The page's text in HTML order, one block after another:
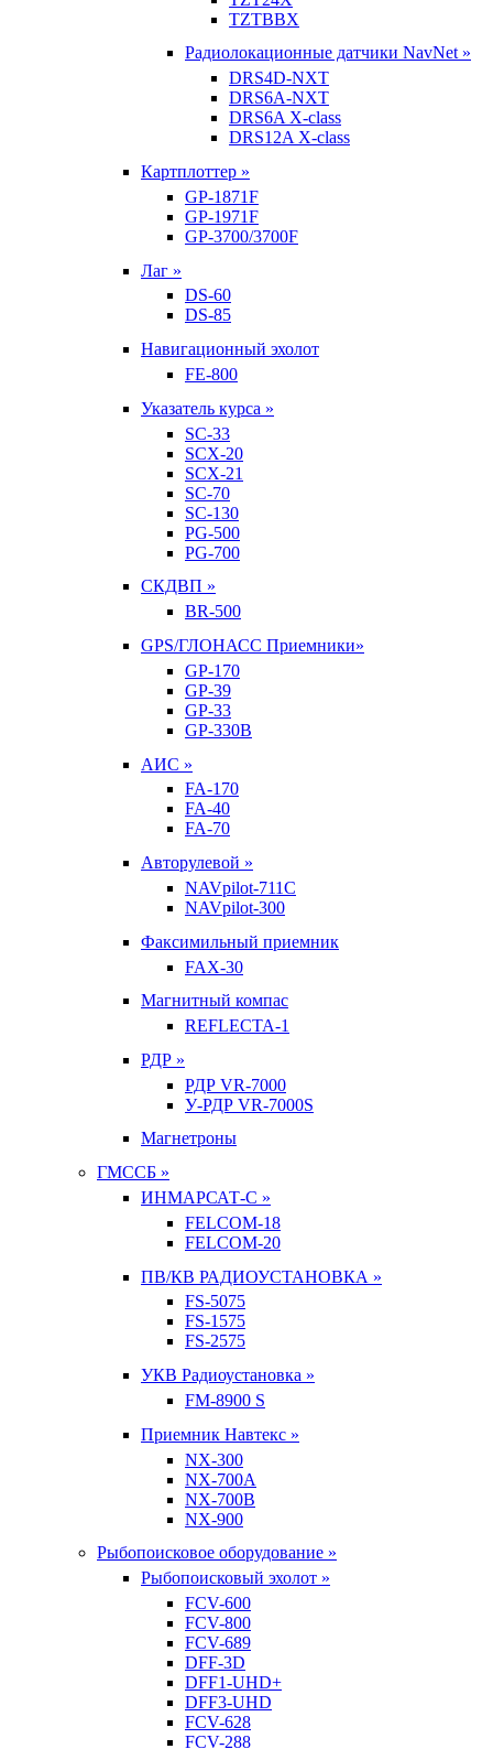
TZTBBX
Радиолокационные датчики NavNet »
DRS4D-NXT
DRS6A-NXT
DRS6A X-class
DRS12A X-class
Картплоттер »
GP-1871F
GP-1971F
GP-3700/3700F
Лаг »
DS-60
DS-85
Навигационный эхолот
FE-800
Указатель курса »
SC-33
SCX-20
SCX-21
SC-70
SC-130
PG-500
PG-700
СКДВП »
BR-500
GPS/ГЛОНАСС Приемники»
GP-170
GP-39
GP-33
GP-330B
АИС »
FA-170
FA-40
FA-70
Авторулевой »
NAVpilot-711С
NAVpilot-300
Факсимильный приемник
FAX-30
Магнитный компас
REFLECTA-1
РДР »
РДР VR-7000
У-РДР VR-7000S
Магнетроны
ГМССБ »
ИНМАРСАТ-С »
FELCOM-18
FELCOM-20
ПВ/КВ РАДИОУСТАНОВКА »
FS-5075
FS-1575
FS-2575
УКВ Радиоустановка »
FM-8900 S
Приемник Навтекс »
NX-300
NX-700A
NX-700B
NX-900
Рыбопоисковое оборудование »
Рыбопоисковый эхолот »
FCV-600
FCV-800
FCV-689
DFF-3D
DFF1-UHD+
DFF3-UHD
FCV-628
FCV-288